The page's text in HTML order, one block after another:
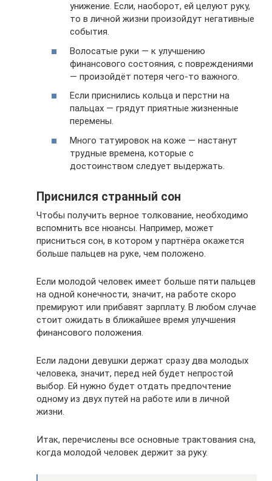
унижение. Если, наоборот, ей целуют руку,
то в личной жизни произойдут негативные
события.
Волосатые руки — к улучшению
финансового состояния, с повреждениями
— произойдёт потеря чего-то важного.
Если приснились кольца и перстни на
пальцах — грядут приятные жизненные
перемены.
Много татуировок на коже — настанут
трудные времена, которые с
достоинством следует выдержать.
Приснился странный сон
Чтобы получить верное толкование, необходимо
вспомнить все нюансы. Например, может
присниться сон, в котором у партнёра окажется
больше пальцев на руке, чем положено.
Если молодой человек имеет больше пяти пальцев
на одной конечности, значит, на работе скоро
премируют или прибавят зарплату. В любом случае
стоит ожидать в ближайшее время улучшения
финансового положения.
Если ладони девушки держат сразу два молодых
человека, значит, перед ней будет непростой
выбор. Ей нужно будет отдать предпочтение
одному из двух путей на работе или в личной
жизни.
Итак, перечислены все основные трактования сна,
когда молодой человек держит за руку.